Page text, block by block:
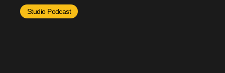
Studio Podcast